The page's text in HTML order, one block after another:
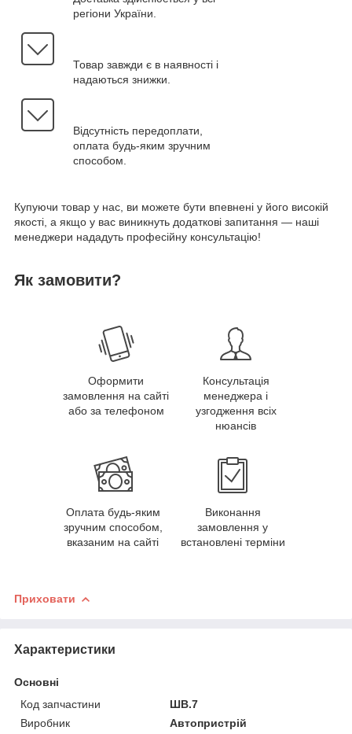
регіони України.
Товар завжди є в наявності і
надаються знижки.
Відсутність передоплати,
оплата будь-яким зручним
способом.
Купуючи товар у нас, ви можете бути впевнені у його високій
якості, а якщо у вас виникнуть додаткові запитання — наші
менеджери нададуть професійну консультацію!
Як замовити?
Оформити
замовлення на сайті
або за телефоном
Консультація
менеджера і
узгодження всіх
нюансів
Оплата будь-яким
зручним способом,
вказаним на сайті
Виконання
замовлення у
встановлені терміни
Приховати
Характеристики
Основні
Код запчастини
ШВ.7
Виробник
Автопристрій